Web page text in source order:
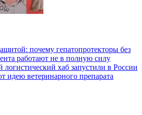
почему гепатопротекторы без
работают не в полную силу
хаб запустили в России
идею ветеринарного препарата